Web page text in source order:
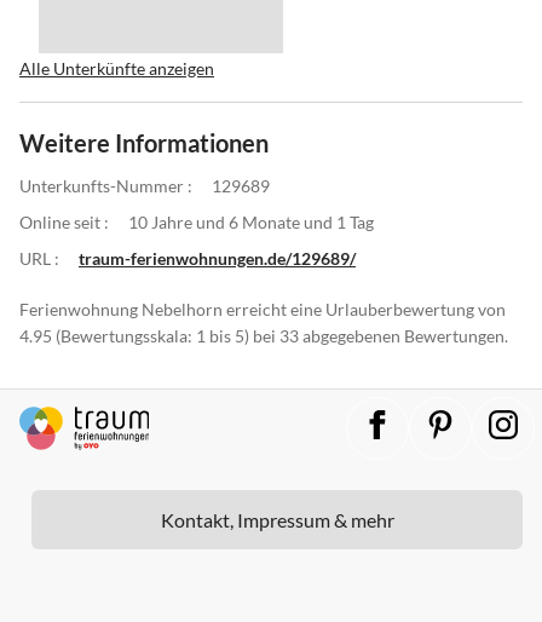
Alle Unterkünfte anzeigen
Weitere Informationen
Unterkunfts-Nummer :
129689
Online seit :
10 Jahre und 6 Monate und 1 Tag
URL :
traum-ferienwohnungen.de/129689/
Ferienwohnung Nebelhorn erreicht eine Urlauberbewertung von
4.95 (Bewertungsskala: 1 bis 5) bei 33 abgegebenen Bewertungen.
Kontakt, Impressum & mehr